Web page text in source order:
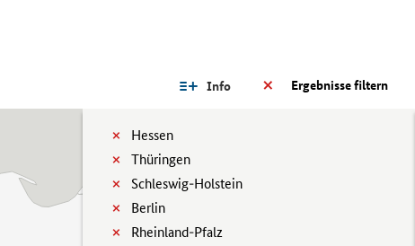
Ergebnisse filtern
Info
Hessen
Thüringen
Schleswig-Holstein
Berlin
Rheinland-Pfalz